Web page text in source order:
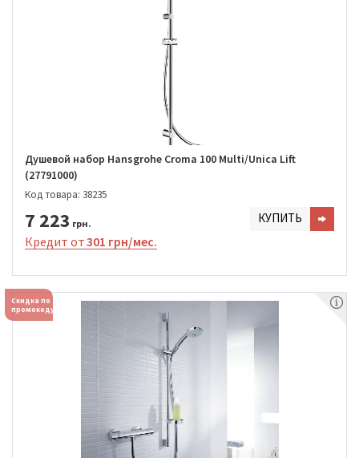
Душевой набор Hansgrohe Croma 100 Multi/Unica Lift
(27791000)
Код товара: 38235
7 223 грн. КУПИТЬ
Кредит от301 грн/мес.
Скидка по
промокоду